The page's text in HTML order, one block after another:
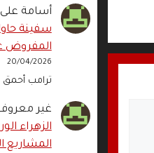
أسامة
سفينة
المفروض
20/04/2026
ترامب أحمق
غير
الزهراء
المشاريع